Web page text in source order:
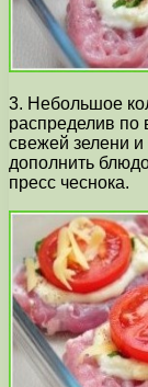
3. Небольшое
распределив по
свежей зелени
дополнить
пресс чеснока.